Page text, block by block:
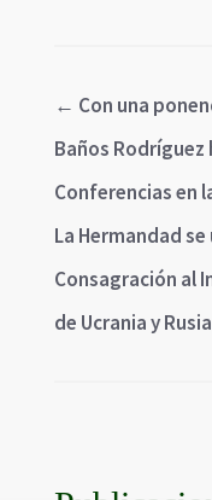
← Con una
Baños Rodríguez
Conferencias en
La Hermandad se
Consagración al
de Ucrania y Rusia